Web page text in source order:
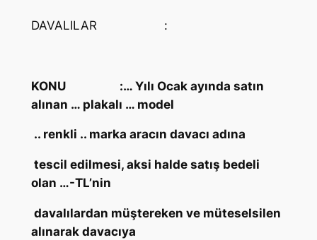
DAVALILAR :
KONU :… Yılı Ocak ayında satın
alınan … plakalı … model
.. renkli .. marka aracın davacı adına
tescil edilmesi, aksi halde satış bedeli
olan …-TL’nin
davalılardan müştereken ve müteselsilen
alınarak davacıya